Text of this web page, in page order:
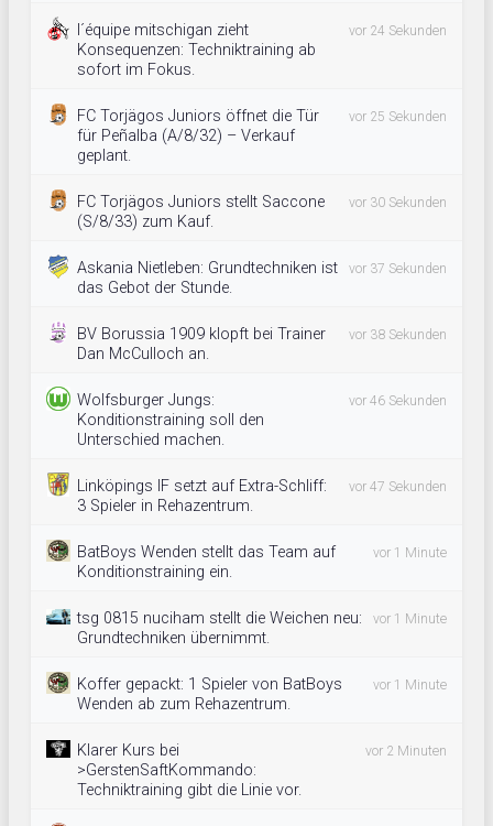
l´équipe mitschigan zieht
Konsequenzen: Techniktraining ab
sofort im Fokus.
vor 24 Sekunden
FC Torjägos Juniors öffnet die Tür
für Peñalba (A/8/32) – Verkauf
geplant.
vor 25 Sekunden
FC Torjägos Juniors stellt Saccone
(S/8/33) zum Kauf.
vor 30 Sekunden
Askania Nietleben: Grundtechniken ist
das Gebot der Stunde.
vor 37 Sekunden
BV Borussia 1909 klopft bei Trainer
Dan McCulloch an.
vor 38 Sekunden
Wolfsburger Jungs:
Konditionstraining soll den
Unterschied machen.
vor 46 Sekunden
Linköpings IF setzt auf Extra-Schliff:
3 Spieler in Rehazentrum.
vor 47 Sekunden
BatBoys Wenden stellt das Team auf
Konditionstraining ein.
vor 1 Minute
tsg 0815 nuciham stellt die Weichen neu:
Grundtechniken übernimmt.
vor 1 Minute
Koffer gepackt: 1 Spieler von BatBoys
Wenden ab zum Rehazentrum.
vor 1 Minute
Klarer Kurs bei
>GerstenSaftKommando:
Techniktraining gibt die Linie vor.
vor 2 Minuten